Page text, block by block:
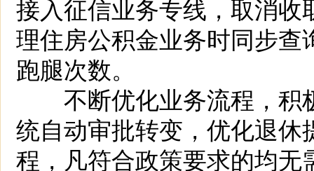
接入征信业务专线，取消
理住房公积金业务时同步
跑腿次数。
不断优化业务流程，积
统自动审批转变，优化退
程，凡符合政策要求的均